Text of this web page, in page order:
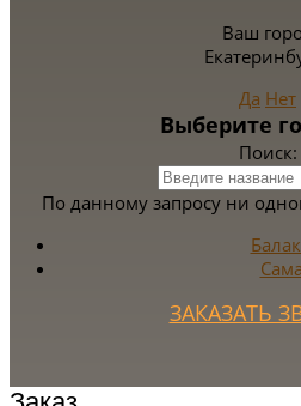
Ваш
Да Нет
Выберите
Поиск:
По данному запросу ни
ЗАКАЗАТЬ